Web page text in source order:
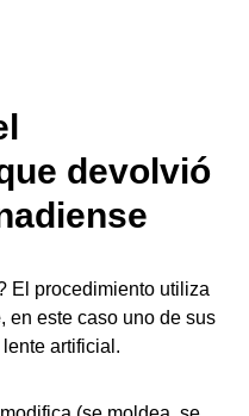
devolvió
El procedimiento utiliza
, en este caso uno de sus
artificial.